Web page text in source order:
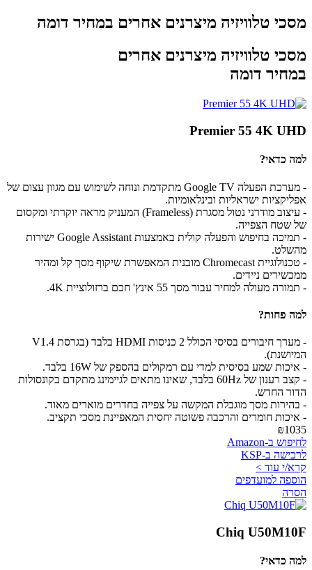
מסכי טלוויזיה מיצרנים אחרים במחיר דומה
מסכי טלוויזיה מיצרנים אחרים
במחיר דומה
Premier 55 4K UHD
למה כדאי?
- מערכת הפעלה Google TV מתקדמת ונוחה לשימוש עם מגוון עצום של
אפליקציות ישראליות ובינלאומיות.
- עיצוב מודרני נטול מסגרת (Frameless) המעניק מראה יוקרתי ומקסום
של שטח הצפייה.
- תמיכה בחיפוש והפעלה קולית באמצעות Google Assistant ישירות
מהשלט.
- טכנולוגיית Chromecast מובנית המאפשרת שיקוף מסך קל ומהיר
ממכשירים ניידים.
- תמורה מעולה למחיר עבור מסך 55 אינץ' חכם ברזולוציית 4K.
למה פחות?
- מערך חיבורים בסיסי הכולל 2 כניסות HDMI בלבד (בגרסת V1.4
המיושנת).
- איכות שמע בסיסית למדי עם רמקולים בהספק של 16W בלבד.
- קצב רענון של 60Hz בלבד, שאינו מתאים לגיימינג מתקדם בקונסולות
הדור החדש.
- בהירות מסך מוגבלת המקשה על צפייה בחדרים מוארים מאוד.
- איכות חומרים והרכבה פשוטה יחסית המאפיינת מסכי תקציב.
₪1035
לחיפוש ב-Amazon
לרכישה ב-KSP
קרא/י עוד >
הוספה למועדפים
הסרה
Chiq U50M10F
למה כדאי?